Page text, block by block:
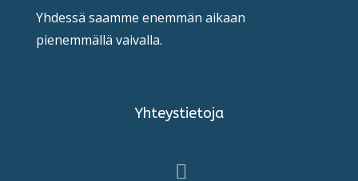
Yhdessä saamme enemmän aikaan
pienemmällä vaivalla.
Yhteystietoja
